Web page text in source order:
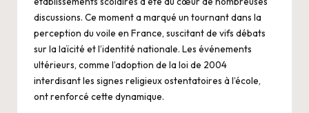
discussions. Ce moment a marqué un tournant dans la
perception du voile en France, suscitant de vifs débats
sur la laïcité et l’identité nationale. Les événements
ultérieurs, comme l’adoption de la loi de 2004
interdisant les signes religieux ostentatoires à l’école,
ont renforcé cette dynamique.